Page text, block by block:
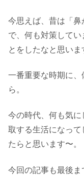
今思えば、昔は「鼻
で、何も対策して
とをしたなと思いま
一番重要な時期に
ら。
今の時代、何も気
取する生活になっ
たらと思います〜。
今回の記事も最後